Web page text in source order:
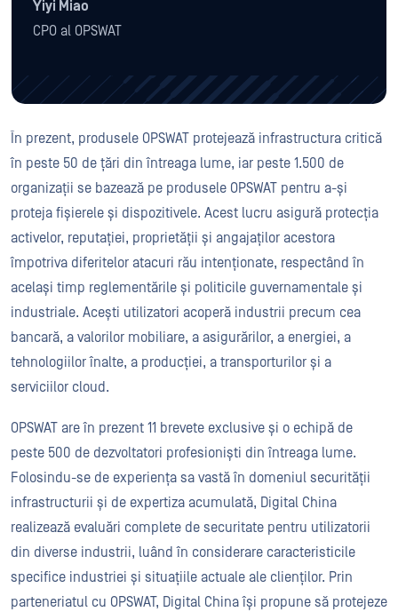
Yiyi Miao
CPO al OPSWAT
În prezent, produsele OPSWAT protejează infrastructura critică
în peste 50 de țări din întreaga lume, iar peste 1.500 de
organizații se bazează pe produsele OPSWAT pentru a-și
proteja fișierele și dispozitivele. Acest lucru asigură protecția
activelor, reputației, proprietății și angajaților acestora
împotriva diferitelor atacuri rău intenționate, respectând în
același timp reglementările și politicile guvernamentale și
industriale. Acești utilizatori acoperă industrii precum cea
bancară, a valorilor mobiliare, a asigurărilor, a energiei, a
tehnologiilor înalte, a producției, a transporturilor și a
serviciilor cloud.
OPSWAT are în prezent 11 brevete exclusive și o echipă de
peste 500 de dezvoltatori profesioniști din întreaga lume.
Folosindu-se de experiența sa vastă în domeniul securității
infrastructurii și de expertiza acumulată, Digital China
realizează evaluări complete de securitate pentru utilizatorii
din diverse industrii, luând în considerare caracteristicile
specifice industriei și situațiile actuale ale clienților. Prin
parteneriatul cu OPSWAT, Digital China își propune să protejeze